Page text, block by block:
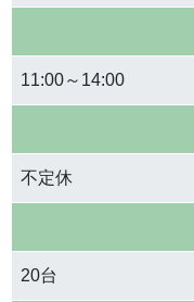
11:00～14:00
不定休
20台